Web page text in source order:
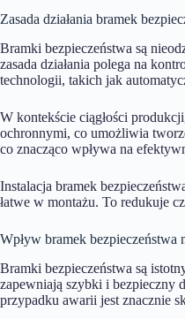
Zasada działania bramek
Bramki bezpieczeństwa są
zasada działania polega na
technologii, takich jak
W kontekście ciągłości
ochronnymi, co umożliwia
co znacząco wpływa na
Instalacja bramek
łatwe w montażu. To redukuje
Wpływ bramek
Bramki bezpieczeństwa są
zapewniają szybki i bezpieczny
przypadku awarii jest znacznie